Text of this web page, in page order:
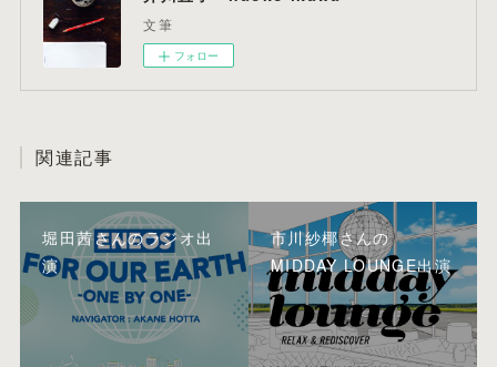
文筆
フォロー
関連記事
堀田茜さんのラジオ出
演
市川紗椰さんの
MIDDAY LOUNGE出演